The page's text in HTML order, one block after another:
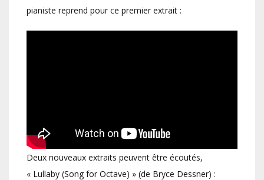
pianiste reprend pour ce premier extrait :
Deux nouveaux extraits peuvent être écoutés,
« Lullaby (Song for Octave) » (de Bryce Dessner) :